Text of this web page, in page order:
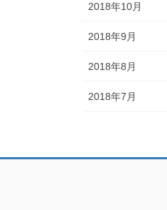
2018年10月
2018年9月
2018年8月
2018年7月